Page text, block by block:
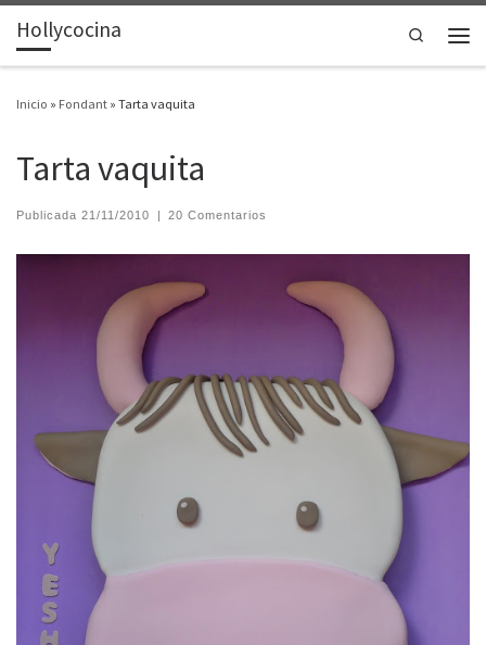
Saltar al contenido
Hollycocina
Search
Inicio » Fondant » Tarta vaquita
Tarta vaquita
Publicada 21/11/2010 20 Comentarios